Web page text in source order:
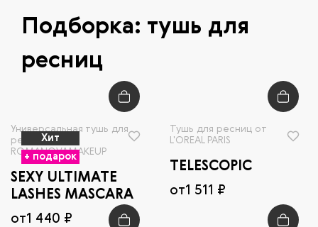
Подборка: тушь для
ресниц
Хит
+ подарок
Универсальная тушь для
ресниц от
ROMANOVAMAKEUP
SEXY ULTIMATE
LASHES MASCARA
от1 440 ₽
Тушь для ресниц от
L'OREAL PARIS
TELESCOPIC
от1 511 ₽